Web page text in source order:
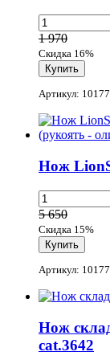
1 970
Скидка 16%
Артикул:
Нож
5 650
Скидка 15%
Артикул:
Нож
cat.3642